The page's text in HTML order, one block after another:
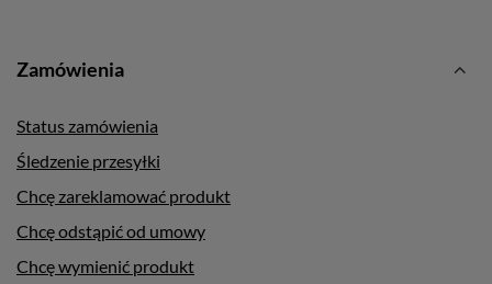
Zamówienia
Status zamówienia
Śledzenie przesyłki
Chcę zareklamować produkt
Chcę odstąpić od umowy
Chcę wymienić produkt